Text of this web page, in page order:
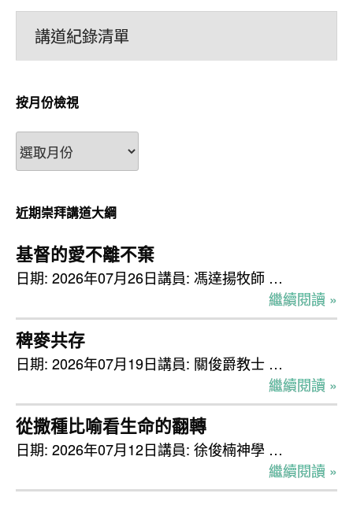
講道紀錄清單
按月份檢視
按
月
檢
視
近期崇拜講道大綱
基督的愛不離不棄
日期: 2026年07月26日講員: 馮達揚牧師 …
繼續閱讀 »
稗麥共存
日期: 2026年07月19日講員: 關俊爵教士 …
繼續閱讀 »
從撒種比喻看生命的翻轉
日期: 2026年07月12日講員: 徐俊楠神學 …
繼續閱讀 »